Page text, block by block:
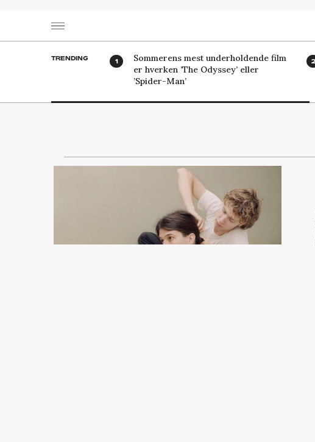
TRENDING
Sommerens mest underholdende film
er hverken ’The Odyssey’ eller
’Spider-Man’